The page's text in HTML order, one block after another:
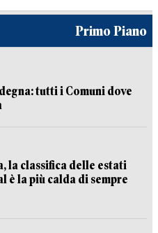
Primo Piano
tutti i Comuni dove
la classifica delle estati
è la più calda di sempre